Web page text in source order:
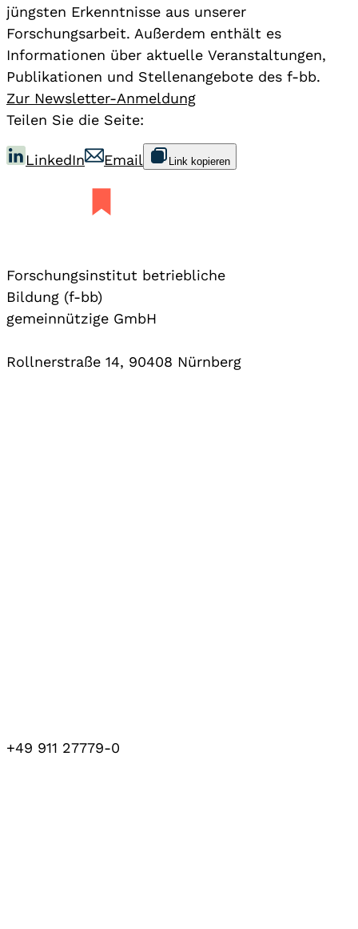
jüngsten Erkenntnisse aus unserer
Forschungsarbeit. Außerdem enthält es
Informationen über aktuelle Veranstaltungen,
Publikationen und Stellenangebote des f-bb.
Zur Newsletter-Anmeldung
Teilen Sie die Seite:
LinkedIn Email Link kopieren
Forschungsinstitut betriebliche
Bildung (f-bb)
gemeinnützige GmbH
Rollnerstraße 14, 90408 Nürnberg
+49 911 27779-0